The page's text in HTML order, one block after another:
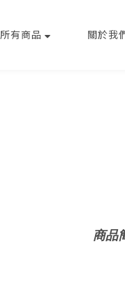
所有商品 關於我
商品